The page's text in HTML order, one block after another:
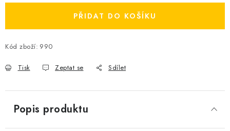
PŘIDAT DO KOŠÍKU
Kód zboží: 990
Tisk Zeptat se Sdílet
Popis produktu